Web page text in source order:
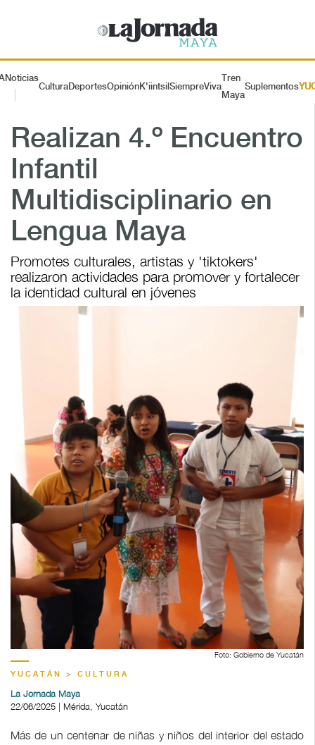
Noticias
CulturaDeportesOpiniónK'iintsil SiempreViva
Tren
Maya
Suplementos
Realizan 4.º Encuentro
Infantil
Multidisciplinario en
Lengua Maya
Promotes culturales, artistas y 'tiktokers'
realizaron actividades para promover y fortalecer
la identidad cultural en jóvenes
Foto: Gobierno de Yucatán
YUCATÁN > CULTURA
La Jornada Maya
22/06/2025 | Mérida, Yucatán
Más de un centenar de niñas y niños del interior del estado